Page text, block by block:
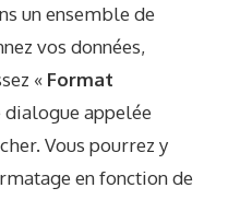
un ensemble de
vos données,
« Format
dialogue appelée
Vous pourrez y
en fonction de